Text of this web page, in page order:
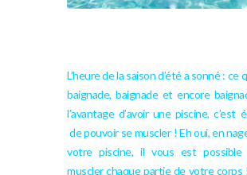
L’heure de la saison d’été a sonné : ce
baignade, baignade et encore
l’avantage d’avoir une piscine, c’est
de pouvoir se muscler ! Eh oui, en
votre piscine, il vous est
muscler chaque partie de votre corps